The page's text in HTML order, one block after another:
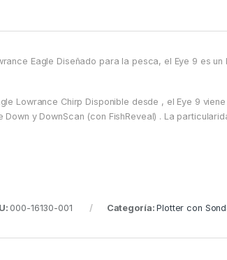
Eagle Diseñado para la pesca, el Eye 9 es
Lowrance Chirp Disponible desde , el Eye 9
Down y DownScan (con FishReveal) . La
000-16130-001 Categoría:Plotter con